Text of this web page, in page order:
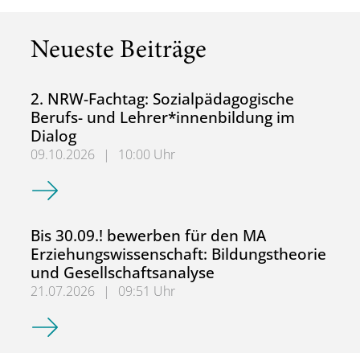
Neueste Beiträge
2. NRW-Fachtag: Sozialpädagogische
Berufs- und Lehrer*innenbildung im
Dialog
09.10.2026 |
10:00 Uhr
2. NRW-Fachtag: Sozialpädagogische Berufs- und
Bis 30.09.! bewerben für den MA
Erziehungswissenschaft: Bildungstheorie
und Gesellschaftsanalyse
21.07.2026 |
09:51 Uhr
Bis 30.09.! bewerben für den MA